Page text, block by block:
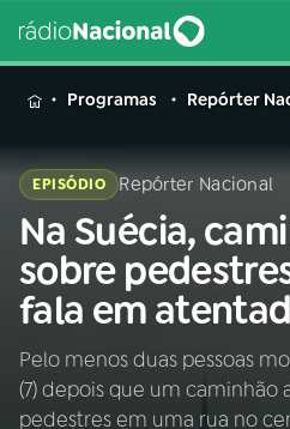
MENU
Buscar
na
Rádio
Nacional
Buscar
AO
Programas Repórter
EPISÓDIO Repórter Nacional
Na Suécia,
sobre
fala em
Pelo menos duas pessoas
(7) depois que um caminhão
pedestres em uma rua no